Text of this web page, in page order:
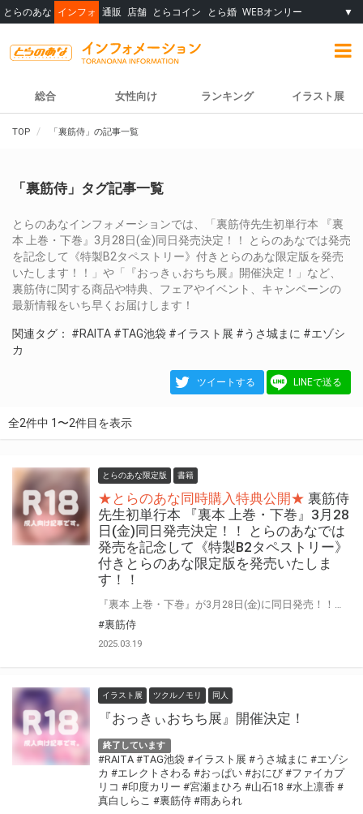
とらのあな インフォ 通販 店舗 とらコイン とら婚 WEBオンリー ▼
総合 女性向け ランキング イラスト展
TOP 「裏筋侍」の記事一覧
「裏筋侍」タグ記事一覧
とらのあなインフォメーションでは、「裏筋侍先生初単行本 『裏
本 上巻・下巻』3月28日(金)同日発売決定！！ とらのあなでは発売
を記念して《特製B2タペストリー》付きとらのあな限定版を発売
いたします！！」や「『おっきぃおちち展』開催決定！」など、
裏筋侍に関する商品や特典、フェアやイベント、キャンペーンの
最新情報をいち早くお届けします！
関連タグ： #RAITA #TAG池袋 #イラスト展 #うさ城まに #エゾシ
カ
ツイートする LINEで送る
全2件中 1〜2件目を表示
とらのあな限定版 書籍
★とらのあな同時購入特典公開★ 裏筋侍
先生初単行本 『裏本 上巻・下巻』3月28
日(金)同日発売決定！！ とらのあなでは
発売を記念して《特製B2タペストリー》
付きとらのあな限定版を発売いたしま
す！！
#裏筋侍
2025.03.19
イラスト展 ツクルノモリ 同人
『おっきぃおちち展』開催決定！
終了しています
#RAITA #TAG池袋 #イラスト展 #うさ城まに #エゾシ
カ #エレクトさわる #おっぱい #おにび #ファイカプ
リコ #印度カリー #宮瀬まひろ #山石18 #水上凛香 #
真白しらこ #裏筋侍 #雨あられ